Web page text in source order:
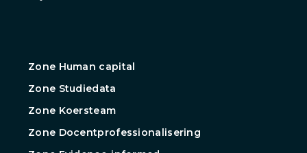
Zone Human capital
Zone Studiedata
Zone Koersteam
Zone Docentprofessionalisering